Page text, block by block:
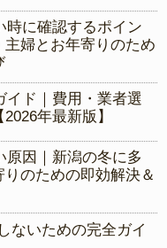
時に確認するポイン
主婦とお年寄りのため
イド｜費用・業者選
年最新版】
原因｜新潟の冬に多
のための即効解決＆
ないための完全ガイ